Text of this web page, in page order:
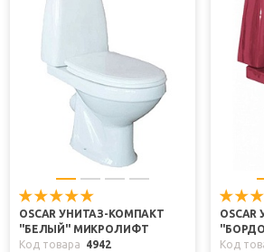
OSCAR УНИТАЗ-КОМПАКТ
"БЕЛЫЙ" МИКРОЛИФТ
Код товара
4942
Код